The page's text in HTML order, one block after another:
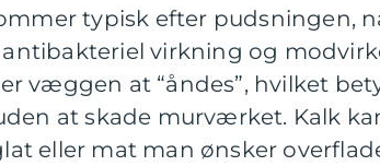
typisk efter pudsningen,
virkning og
væggen at “åndes”, hvilket
at skade murværket. Kalk
eller mat man ønsker